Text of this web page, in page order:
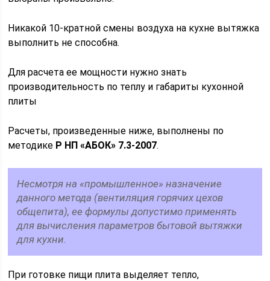
Никакой 10-кратной смены воздуха на кухне вытяжка
выполнить не способна.
Для расчета ее мощности нужно знать
производительность по теплу и габариты кухонной
плиты
Расчеты, произведенные ниже, выполнены по
методике Р НП «АБОК» 7.3-2007.
Несмотря на «промышленное» назначение
данного метода (вентиляция горячих цехов
общепита), ее формулы допустимо применять
для вычисления параметров бытовой вытяжки
для кухни.
При готовке пищи плита выделяет тепло,